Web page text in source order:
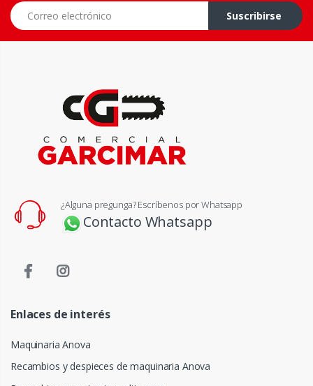
Correo electrónico
Suscribirse
¿Alguna pregunga? Escríbenos por Whatsapp
Contacto Whatsapp
Enlaces de interés
Maquinaria Anova
Recambios y despieces de maquinaria Anova